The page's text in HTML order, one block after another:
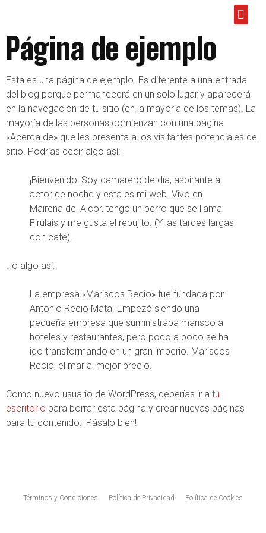
Página de ejemplo
Esta es una página de ejemplo. Es diferente a una entrada
del blog porque permanecerá en un solo lugar y aparecerá
en la navegación de tu sitio (en la mayoría de los temas). La
mayoría de las personas comienzan con una página
«Acerca de» que les presenta a los visitantes potenciales del
sitio. Podrías decir algo así:
¡Bienvenido! Soy camarero de día, aspirante a
actor de noche y esta es mi web. Vivo en
Mairena del Alcor, tengo un perro que se llama
Firulais y me gusta el rebujito. (Y las tardes largas
con café).
…o algo así:
La empresa «Mariscos Recio» fue fundada por
Antonio Recio Mata. Empezó siendo una
pequeña empresa que suministraba marisco a
hoteles y restaurantes, pero poco a poco se ha
ido transformando en un gran imperio. Mariscos
Recio, el mar al mejor precio.
Como nuevo usuario de WordPress, deberías ir a tu
escritorio para borrar esta página y crear nuevas páginas
para tu contenido. ¡Pásalo bien!
Términos y Condiciones Política de Privacidad Política de Cookies